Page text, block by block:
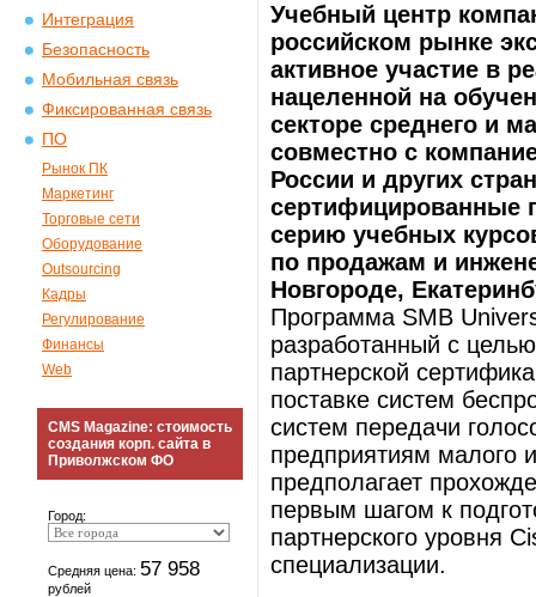
Интеграция
Безопасность
Мобильная связь
Фиксированная связь
ПО
Рынок ПК
Маркетинг
Торговые сети
Оборудование
Outsourcing
Кадры
Регулирование
Финансы
Web
CMS Magazine: стоимость
создания корп. сайта в
Приволжском ФО
Город:
Средняя цена: 57 958
рублей
Учебный центр
российском рынке
активное участие в
нацеленной на
секторе среднего и
совместно с
России и других
сертифицированные
серию учебных
по продажам и
Новгороде,
Программа SMB
разработанный с
партнерской
поставке систем
систем передачи
предприятиям малого
предполагает
первым шагом к
партнерского уровня
специализации.